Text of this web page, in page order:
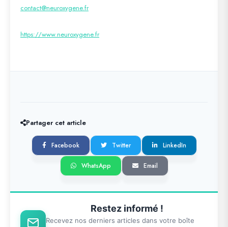
contact@neuroxygene.fr
https://www.neuroxygene.fr
Partager cet article
Facebook Twitter LinkedIn
WhatsApp Email
Restez informé !
Recevez nos derniers articles dans votre boîte